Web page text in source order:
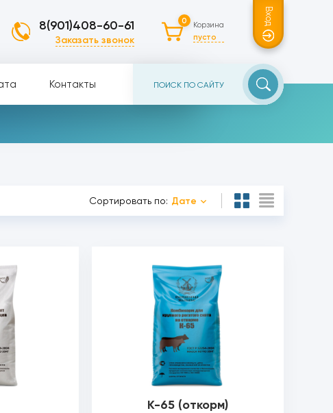
8(901)408-60-61
Заказать звонок
0 Корзина
пусто
Вход
Контакты
Сортировать по: Дате
К-65 (откорм)